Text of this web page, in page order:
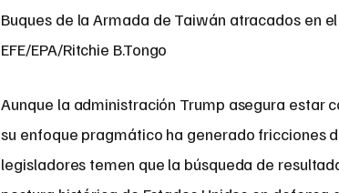
Buques de la Armada de Taiwán atracados en
EFE/EPA/Ritchie B.Tongo
Aunque la administración Trump asegura estar
su enfoque pragmático ha generado fricciones
legisladores temen que la búsqueda de